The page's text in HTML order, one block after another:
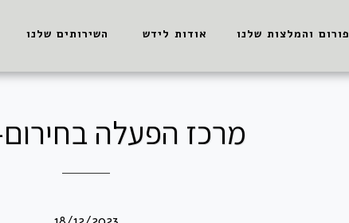
פורום והמלצות שלנו אודות לידש השירותים שלנו
מרכז הפעלה